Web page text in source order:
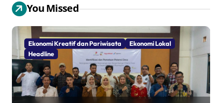
You Missed
Ekonomi Kreatif dan Pariwisata
Ekonomi Lokal
Headline